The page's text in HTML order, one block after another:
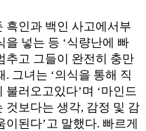
흑인과 백인 사고에서부
을 넣는 등 ‘식량난에 빠
추고 그들이 완전히 충만
그녀는 ‘의식을 통해 직
러오고있다’며 ‘마인드
것보다는 생각, 감정 및 감
된다’고 말했다. 빠르게